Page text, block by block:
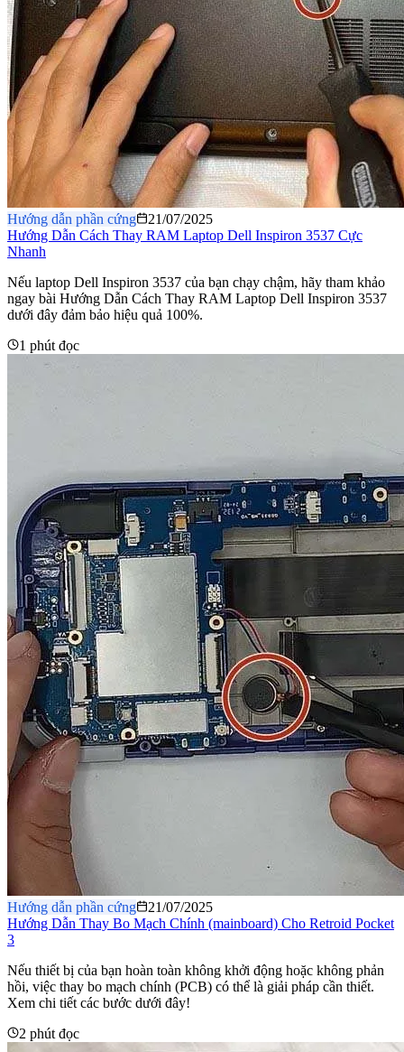
Hướng dẫn phần cứng
21/07/2025
Hướng Dẫn Cách Thay RAM Laptop Dell Inspiron 3537 Cực
Nhanh
Nếu laptop Dell Inspiron 3537 của bạn chạy chậm, hãy tham khảo
ngay bài Hướng Dẫn Cách Thay RAM Laptop Dell Inspiron 3537
dưới đây đảm bảo hiệu quả 100%.
1 phút đọc
Hướng dẫn phần cứng
21/07/2025
Hướng Dẫn Thay Bo Mạch Chính (mainboard) Cho Retroid Pocket
3
Nếu thiết bị của bạn hoàn toàn không khởi động hoặc không phản
hồi, việc thay bo mạch chính (PCB) có thể là giải pháp cần thiết.
Xem chi tiết các bước dưới đây!
2 phút đọc